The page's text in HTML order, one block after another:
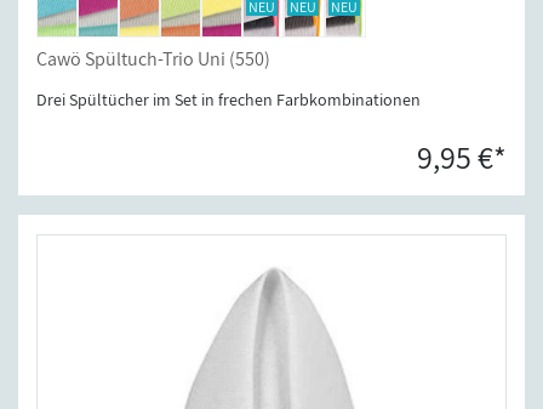
Cawö Spültuch-Trio Uni (550)
Drei Spültücher im Set in frechen Farbkombinationen
9,95 €*